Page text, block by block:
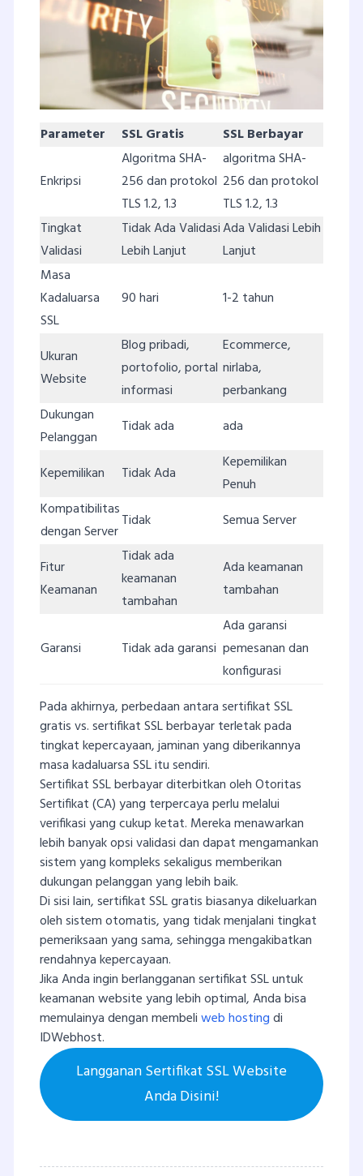
Parameter SSL Gratis SSL Berbayar
Enkripsi
Algoritma SHA-
256 dan protokol
TLS 1.2, 1.3
algoritma SHA-
256 dan protokol
TLS 1.2, 1.3
Tingkat
Validasi
Tidak Ada Validasi
Lebih Lanjut
Ada Validasi Lebih
Lanjut
Masa
Kadaluarsa
SSL
90 hari 1-2 tahun
Ukuran
Website
Blog pribadi,
portofolio, portal
informasi
Ecommerce,
nirlaba,
perbankang
Dukungan
Pelanggan
Tidak ada ada
Kepemilikan Tidak Ada
Kepemilikan
Penuh
Kompatibilitas
dengan Server
Tidak Semua Server
Fitur
Keamanan
Tidak ada
keamanan
tambahan
Ada keamanan
tambahan
Garansi Tidak ada garansi
Ada garansi
pemesanan dan
konfigurasi
Pada akhirnya, perbedaan antara sertifikat SSL
gratis vs. sertifikat SSL berbayar terletak pada
tingkat kepercayaan, jaminan yang diberikannya
masa kadaluarsa SSL itu sendiri.
Sertifikat SSL berbayar diterbitkan oleh Otoritas
Sertifikat (CA) yang terpercaya perlu melalui
verifikasi yang cukup ketat. Mereka menawarkan
lebih banyak opsi validasi dan dapat mengamankan
sistem yang kompleks sekaligus memberikan
dukungan pelanggan yang lebih baik.
Di sisi lain, sertifikat SSL gratis biasanya dikeluarkan
oleh sistem otomatis, yang tidak menjalani tingkat
pemeriksaan yang sama, sehingga mengakibatkan
rendahnya kepercayaan.
Jika Anda ingin berlangganan sertifikat SSL untuk
keamanan website yang lebih optimal, Anda bisa
memulainya dengan membeliweb hostingdi
IDWebhost.
Langganan Sertifikat SSL Website
Anda Disini!